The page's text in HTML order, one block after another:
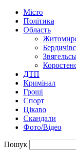
Місто
Політика
Область
ДТП
Кримінал
Гроші
Спорт
Цікаво
Скандали
Фото/Відео
Пошук